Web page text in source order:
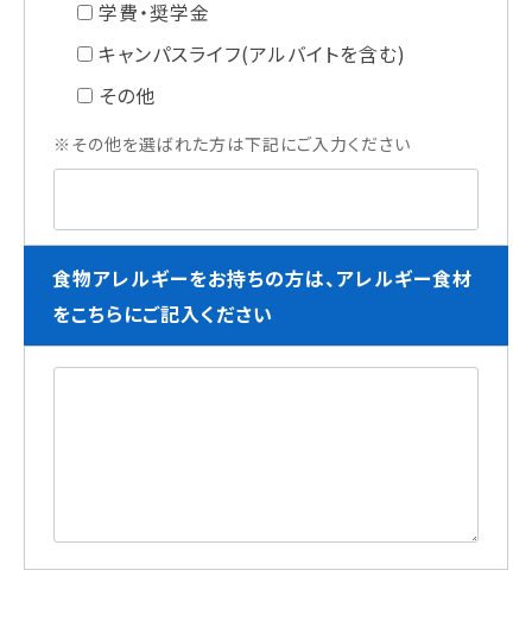
学費・奨学金
キャンパスライフ(アルバイトを含む)
その他
※その他を選ばれた方は下記にご入力ください
食物アレルギーをお持ちの方は、アレルギー食材
をこちらにご記入ください